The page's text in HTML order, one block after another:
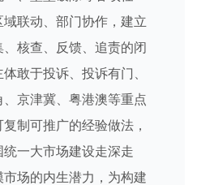
联动、部门协作，建立
核查、反馈、追责的闭
敢于投诉、投诉有门、
京津冀、粤港澳等重点
制可推广的经验做法，
一大市场建设走深走
场的内生潜力，为构建